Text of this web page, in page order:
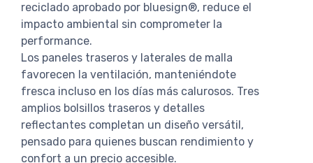
reciclado aprobado por bluesign®, reduce el
impacto ambiental sin comprometer la
performance.
Los paneles traseros y laterales de malla
favorecen la ventilación, manteniéndote
fresca incluso en los días más calurosos. Tres
amplios bolsillos traseros y detalles
reflectantes completan un diseño versátil,
pensado para quienes buscan rendimiento y
confort a un precio accesible.